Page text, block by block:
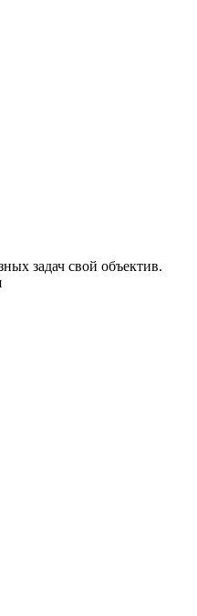
задач свой объектив.